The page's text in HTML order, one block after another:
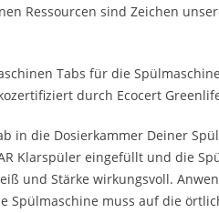
Ressourcen sind Zeichen
Tabs für die
durch Ecocert
in die Dosierkammer Deiner
Klarspüler eingefüllt und die
und Stärke wirkungsvoll.
Spülmaschine muss auf die